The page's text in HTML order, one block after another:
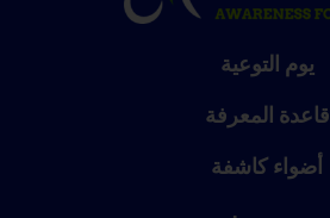
يوم التوعية
قاعدة المعرفة
أضواء كاشفة